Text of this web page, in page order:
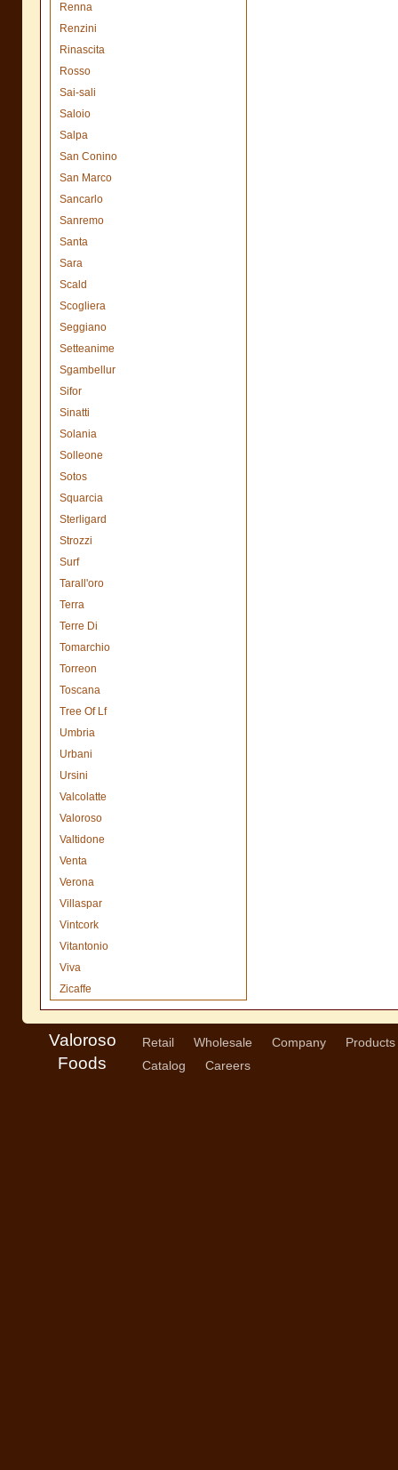
Renna
Renzini
Rinascita
Rosso
Sai-sali
Saloio
Salpa
San Conino
San Marco
Sancarlo
Sanremo
Santa
Sara
Scald
Scogliera
Seggiano
Setteanime
Sgambellur
Sifor
Sinatti
Solania
Solleone
Sotos
Squarcia
Sterligard
Strozzi
Surf
Tarall'oro
Terra
Terre Di
Tomarchio
Torreon
Toscana
Tree Of Lf
Umbria
Urbani
Ursini
Valcolatte
Valoroso
Valtidone
Venta
Verona
Villaspar
Vintcork
Vitantonio
Viva
Zicaffe
Valoroso
Foods
Retail Wholesale Company
Products
Catalog
Careers